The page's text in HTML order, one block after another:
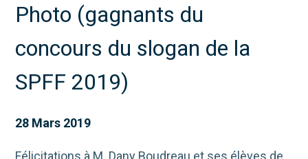
Photo (gagnants du
concours du slogan de la
SPFF 2019)
28 Mars 2019
Félicitations à M. Dany Boudreau et ses élèves de